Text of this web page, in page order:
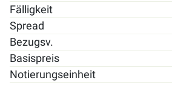
Fälligkeit
Spread
Bezugsv.
Basispreis
Notierungseinheit